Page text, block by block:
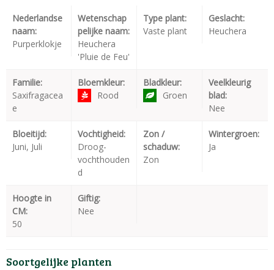
Nederlandse
naam:
Purperklokje
Wetenschap
pelijke naam:
Heuchera
'Pluie de Feu'
Type plant:
Vaste plant
Geslacht:
Heuchera
Familie:
Saxifragacea
e
Bloemkleur:
Rood
Bladkleur:
Groen
Veelkleurig
blad:
Nee
Bloeitijd:
Juni, Juli
Vochtigheid:
Droog-
vochthouden
d
Zon /
schaduw:
Zon
Wintergroen:
Ja
Hoogte in
CM:
50
Giftig:
Nee
Soortgelijke planten